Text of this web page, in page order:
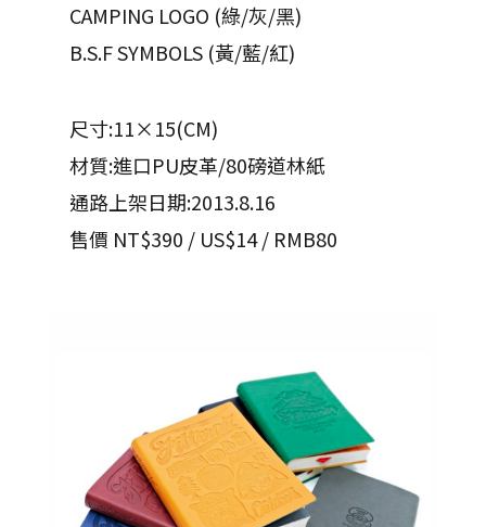
CAMPING LOGO (綠/灰/黑)
B.S.F SYMBOLS (黃/藍/紅)
尺寸:11×15(CM)
材質:進口PU皮革/80磅道林紙
通路上架日期:2013.8.16
售價 NT$390 / US$14 / RMB80